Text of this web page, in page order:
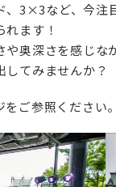
3×3など、今
ます！
奥深さを感じな
てみませんか？
ご参照ください。